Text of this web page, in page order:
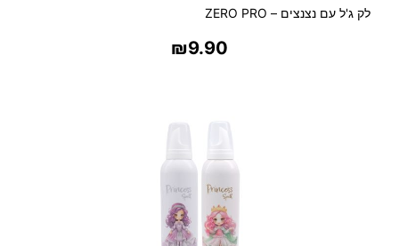
לק ג'ל עם נצנצים – ZERO PRO
₪9.90